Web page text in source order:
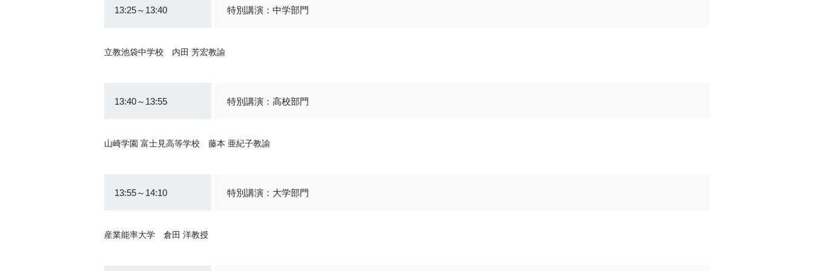
13:25～13:40 特別講演：中学部門
立教池袋中学校 内田 芳宏教諭
13:40～13:55 特別講演：高校部門
山崎学園 富士見高等学校 藤本 亜紀子教諭
13:55～14:10 特別講演：大学部門
産業能率大学 倉田 洋教授